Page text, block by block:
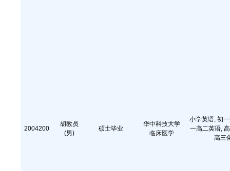
2004200
胡教员
(男)
硕士毕业
华中科技大学
临床医学
小学英语, 初
一高二英语,
高三